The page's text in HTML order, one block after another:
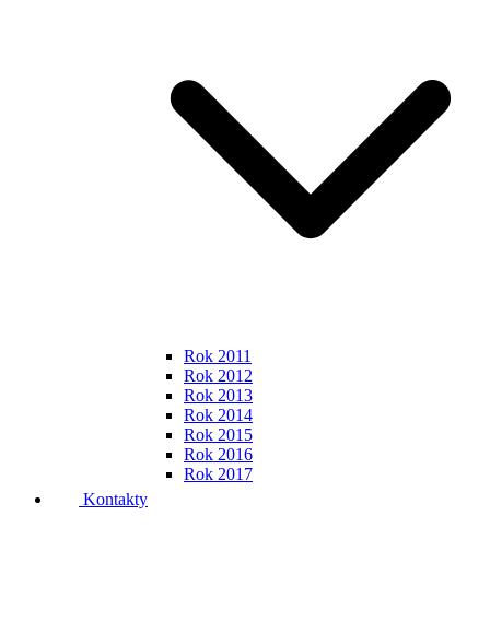
Rok 2011
Rok 2012
Rok 2013
Rok 2014
Rok 2015
Rok 2016
Rok 2017
Kontakty